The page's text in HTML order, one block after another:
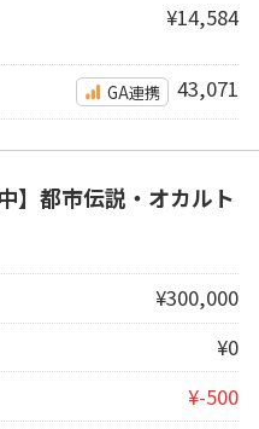
¥14,584
GA連携 43,071
】都市伝説・オカルト
¥300,000
¥0
¥-500